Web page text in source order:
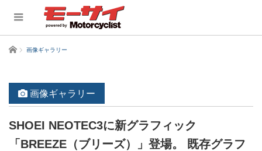
ホーム 画像ギャラリー
画像ギャラリー
SHOEI NEOTEC3に新グラフィック
「BREEZE（ブリーズ）」登場。 既存グラフ